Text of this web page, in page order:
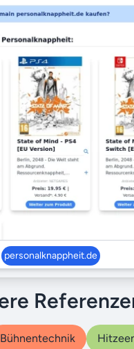
personalknappheit.de
Bühnentechnik